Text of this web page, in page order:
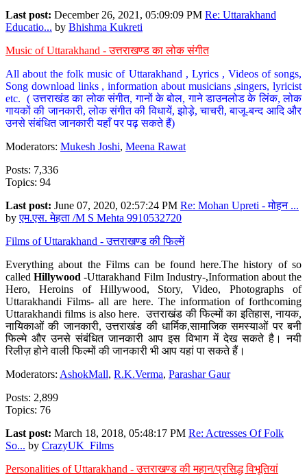
Last post: December 26, 2021, 05:09:09 PM Re: Uttarakhand
Educatio... by Bhishma Kukreti
Music of Uttarakhand - उत्तराखण्ड का लोक संगीत
All about the folk music of Uttarakhand , Lyrics , Videos of songs,
Song download links , information about musicians ,singers, lyricist
etc. ( उत्तराखंड का लोक संगीत, गानों के बोल, गाने डाउनलोड के लिंक, लोक
गायकों की जानकारी, लोक संगीत की विधायें, झोड़े, चाचरी, बाजू-बन्द आदि और
उनसे संबंधित जानकारी यहाँ पर पढ़ सकते हैं)
Moderators: Mukesh Joshi, Meena Rawat
Posts: 7,336
Topics: 94
Last post: June 07, 2020, 02:57:24 PM Re: Mohan Upreti - मोहन ...
byएम.एस. मेहता /M S Mehta 9910532720
Films of Uttarakhand - उत्तराखण्ड की फिल्में
Everything about the Films can be found here.The history of so
calledHillywood-Uttarakhand Film Industry-,Information about the
Hero, Heroins of Hillywood, Story, Video, Photographs of
Uttarakhandi Films- all are here. The information of forthcoming
Uttarakhandi films is also here. उत्तराखंड की फिल्मों का इतिहास, नायक,
नायिकाओं की जानकारी, उत्तराखंड की धार्मिक,सामाजिक समस्याओं पर बनी
फिल्मे और उनसे संबंधित जानकारी आप इस विभाग में देख सकते है। नयी
रिलीज़ होने वाली फिल्मों की जानकारी भी आप यहां पा सकते हैं।
Moderators: AshokMall, R.K.Verma, Parashar Gaur
Posts: 2,899
Topics: 76
Last post: March 18, 2018, 05:48:17 PM Re: Actresses Of Folk
So... by CrazyUK_Films
Personalities of Uttarakhand - उत्तराखण्ड की महान/प्रसिद्ध विभूतियां